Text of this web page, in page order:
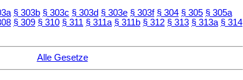
§ 303b § 303c § 303d § 303e § 303f § 304 § 305 § 305a
§ 309 § 310 § 311 § 311a § 311b § 312 § 313 § 313a § 314
Alle Gesetze